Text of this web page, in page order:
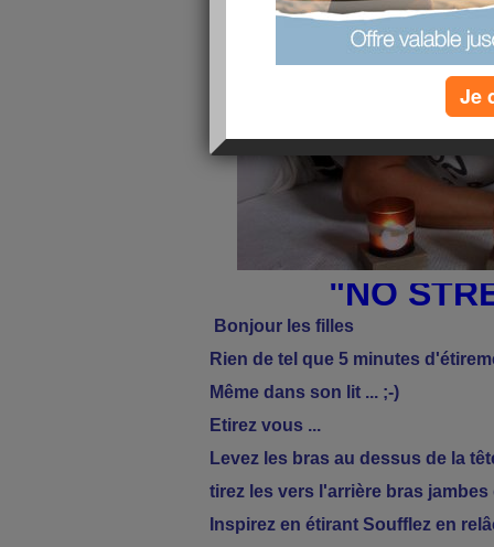
"NO
Bonjour les filles
Rien de tel que 5 minutes
Même dans son lit ... ;-)
Etirez vous ...
Levez les bras au dessus de la
tirez les vers l'arrière bras
Inspirez en étirant Soufflez en
Je